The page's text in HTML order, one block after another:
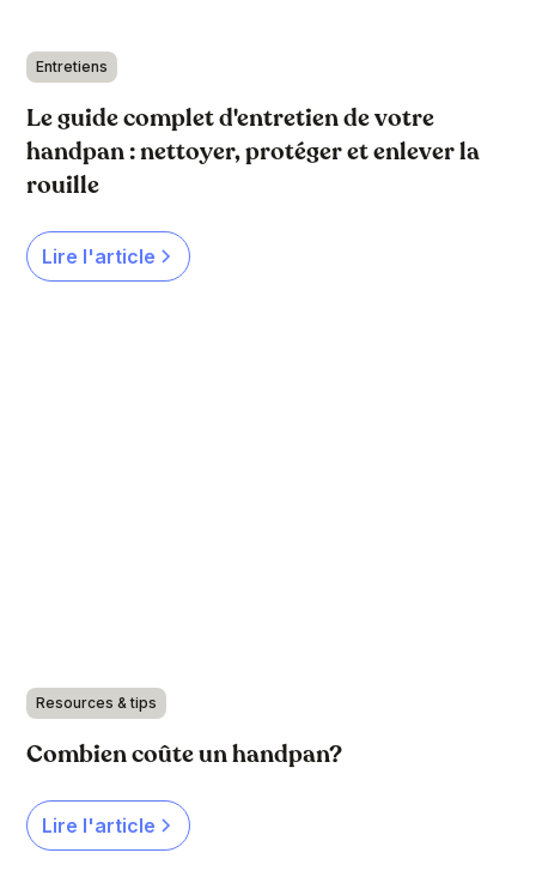
Entretiens
Le guide complet d'entretien de votre
handpan : nettoyer, protéger et enlever la
rouille
Lire l'article
Resources & tips
Combien coûte un handpan?
Lire l'article